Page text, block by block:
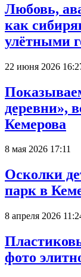
Любовь,
как
улётными
22 июня 2026
деревни»,
Кемерова
8 мая 2026 17:11
Осколки
парк в
8 апреля 2026
фото